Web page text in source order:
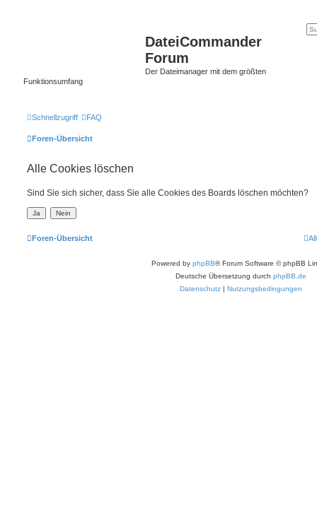
DateiCommander
Forum
Der Dateimanager mit dem größten
Funktionsumfang
Schnellzugriff FAQ
Foren-Übersicht
Alle Cookies löschen
Sind Sie sich sicher, dass Sie alle Cookies des Boards löschen möchten?
Foren-Übersicht
Powered by phpBB® Forum Software © phpBB
Deutsche Übersetzung durch phpBB.de
Datenschutz | Nutzungsbedingungen